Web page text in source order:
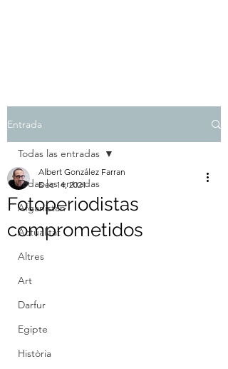
Entrada
Todas las entradas
Afganistan
Actualitat
Altres
Art
Darfur
Egipte
Història
Todas las entradas
Fotoperiodistas
comprometidos
Albert González Farran
Dec 14, 2021